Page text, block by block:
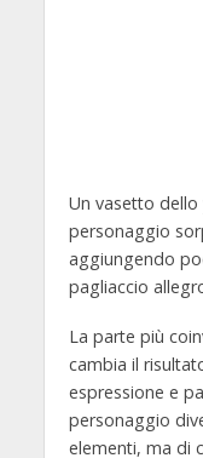
Un vasetto
personaggio
aggiungendo
pagliaccio
La parte più
cambia il
espressione e
personaggio
elementi, ma di